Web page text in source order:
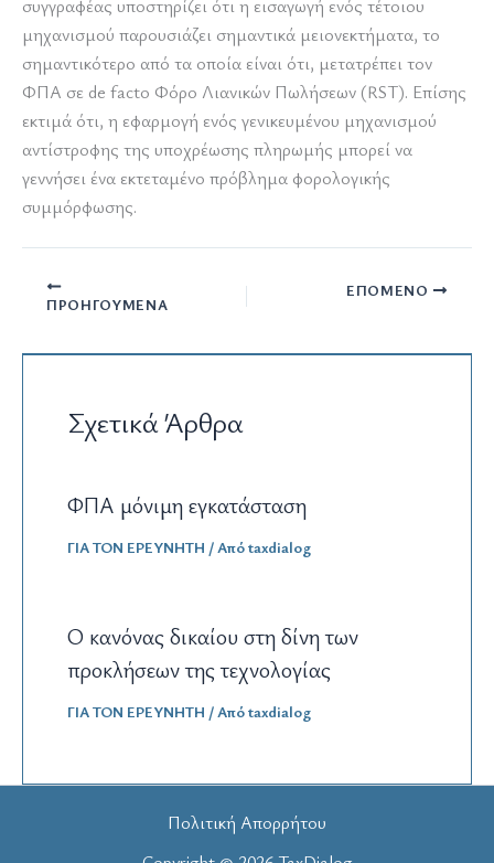
συγγραφέας υποστηρίζει ότι η εισαγωγή ενός τέτοιου
μηχανισμού παρουσιάζει σημαντικά μειονεκτήματα, το
σημαντικότερο από τα οποία είναι ότι, μετατρέπει τον
ΦΠΑ σε de facto Φόρο Λιανικών Πωλήσεων (RST). Επίσης
εκτιμά ότι, η εφαρμογή ενός γενικευμένου μηχανισμού
αντίστροφης της υποχρέωσης πληρωμής μπορεί να
γεννήσει ένα εκτεταμένο πρόβλημα φορολογικής
συμμόρφωσης.
ΠΡΟΗΓΟΎΜΕΝΑ
ΕΠΌΜΕΝΟ
Σχετικά Άρθρα
ΦΠΑ μόνιμη εγκατάσταση
ΓΙΑ ΤΟΝ ΕΡΕΥΝΗΤΗ / Απόtaxdialog
Ο κανόνας δικαίου στη δίνη των
προκλήσεων της τεχνολογίας
ΓΙΑ ΤΟΝ ΕΡΕΥΝΗΤΗ / Απόtaxdialog
Πολιτική Απορρήτου